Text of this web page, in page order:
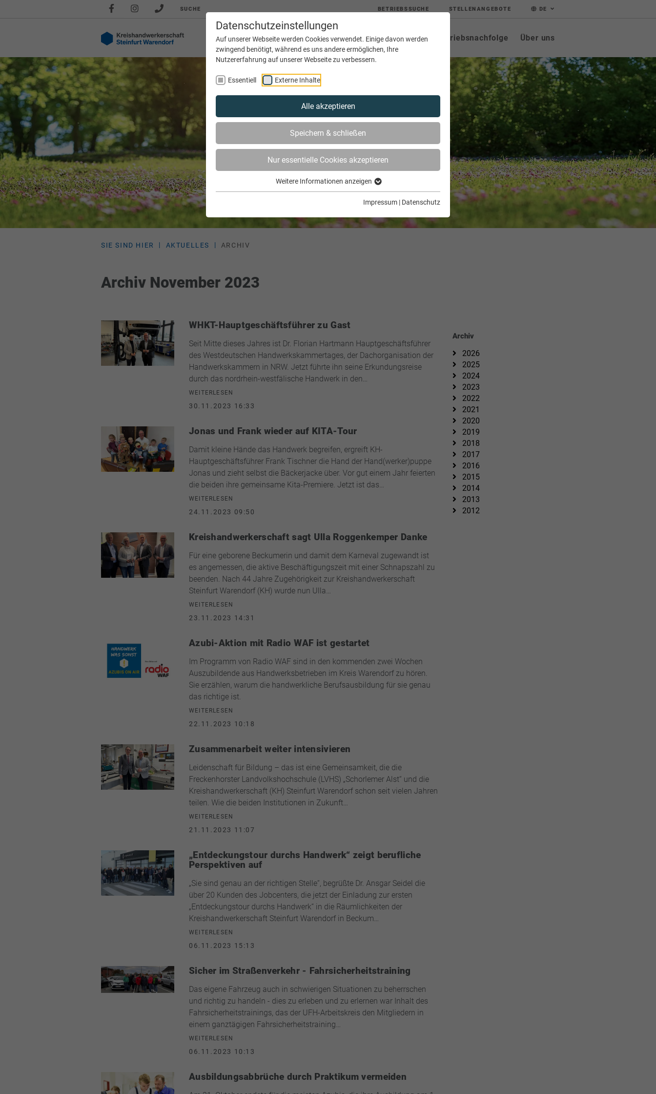
Datenschutzeinstellungen
Auf unserer Webseite werden Cookies verwendet. Einige davon werden
zwingend benötigt, während es uns andere ermöglichen, Ihre
Nutzererfahrung auf unserer Webseite zu verbessern.
Essentiell Externe Inhalte
Alle akzeptieren
Speichern & schließen
Nur essentielle Cookies akzeptieren
Weitere Informationen anzeigen
Impressum | Datenschutz
SUCHE BETRIEBSSUCHE STELLENANGEBOTE DE
Aktuelles Service Bildung Innungen Netzwerke Betriebsnachfolge Über uns
SIE SIND HIER AKTUELLES ARCHIV
Archiv November 2023
WHKT-Hauptgeschäftsführer zu Gast
Seit Mitte dieses Jahres ist Dr. Florian Hartmann Hauptgeschäftsführer
des Westdeutschen Handwerkskammertages, der Dachorganisation der
Handwerkskammern in NRW. Jetzt führte ihn seine Erkundungsreise
durch das nordrhein-westfälische Handwerk in den…
WEITERLESEN
30.11.2023 16:33
Jonas und Frank wieder auf KITA-Tour
Damit kleine Hände das Handwerk begreifen, ergreift KH-
Hauptgeschäftsführer Frank Tischner die Hand der Hand(werker)puppe
Jonas und zieht selbst die Bäckerjacke über. Vor gut einem Jahr feierten
die beiden ihre gemeinsame Kita-Premiere. Jetzt ist das…
WEITERLESEN
24.11.2023 09:50
Kreishandwerkerschaft sagt Ulla Roggenkemper Danke
Für eine geborene Beckumerin und damit dem Karneval zugewandt ist
es angemessen, die aktive Beschäftigungszeit mit einer Schnapszahl zu
beenden. Nach 44 Jahre Zugehörigkeit zur Kreishandwerkerschaft
Steinfurt Warendorf (KH) wurde nun Ulla…
WEITERLESEN
23.11.2023 14:31
Azubi-Aktion mit Radio WAF ist gestartet
Im Programm von Radio WAF sind in den kommenden zwei Wochen
Auszubildende aus Handwerksbetrieben im Kreis Warendorf zu hören.
Sie erzählen, warum die handwerkliche Berufsausbildung für sie genau
das richtige ist.
WEITERLESEN
22.11.2023 10:18
Zusammenarbeit weiter intensivieren
Leidenschaft für Bildung – das ist eine Gemeinsamkeit, die die
Freckenhorster Landvolkshochschule (LVHS) „Schorlemer Alst“ und die
Kreishandwerkerschaft (KH) Steinfurt Warendorf schon seit vielen Jahren
teilen. Wie die beiden Institutionen in Zukunft…
WEITERLESEN
21.11.2023 11:07
„Entdeckungstour durchs Handwerk“ zeigt berufliche
Perspektiven auf
„Sie sind genau an der richtigen Stelle“, begrüßte Dr. Ansgar Seidel die
über 20 Kunden des Jobcenters, die jetzt der Einladung zur ersten
„Entdeckungstour durchs Handwerk“ in die Räumlichkeiten der
Kreishandwerkerschaft Steinfurt Warendorf in Beckum…
WEITERLESEN
06.11.2023 15:13
Sicher im Straßenverkehr - Fahrsicherheitstraining
Das eigene Fahrzeug auch in schwierigen Situationen zu beherrschen
und richtig zu handeln - dies zu erleben und zu erlernen war Inhalt des
Fahrsicherheitstrainings, das der UFH-Arbeitskreis den Mitgliedern in
einem ganztägigen Fahrsicherheitstraining…
WEITERLESEN
06.11.2023 10:13
Ausbildungsabbrüche durch Praktikum vermeiden
Archiv
2026
2025
2024
2023
2022
2021
2020
2019
2018
2017
2016
2015
2014
2013
2012